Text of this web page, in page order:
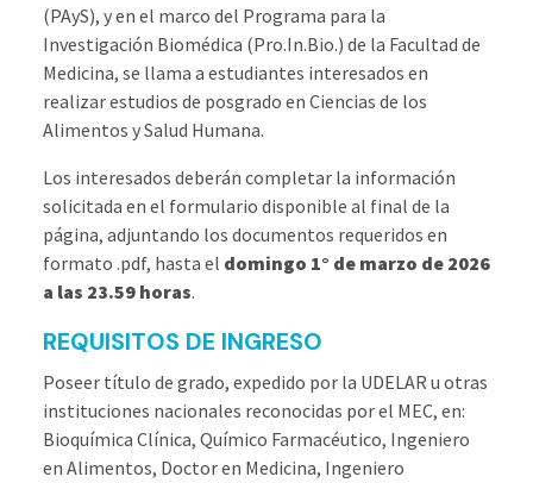
(PAyS), y en el marco del Programa para la
Investigación Biomédica (Pro.In.Bio.) de la Facultad de
Medicina, se llama a estudiantes interesados en
realizar estudios de posgrado en Ciencias de los
Alimentos y Salud Humana.
Los interesados deberán completar la información
solicitada en el formulario disponible al final de la
página, adjuntando los documentos requeridos en
formato .pdf, hasta el domingo 1° de marzo de 2026
a las 23.59 horas.
REQUISITOS DE INGRESO
Poseer título de grado, expedido por la UDELAR u otras
instituciones nacionales reconocidas por el MEC, en:
Bioquímica Clínica, Químico Farmacéutico, Ingeniero
en Alimentos, Doctor en Medicina, Ingeniero